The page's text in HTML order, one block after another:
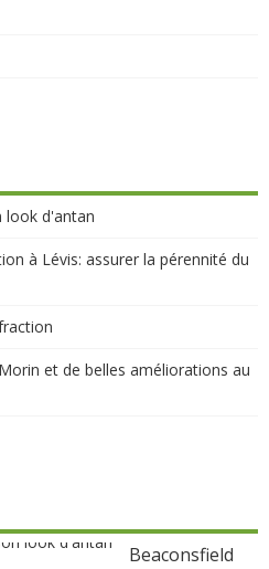
look d'antan
à Lévis: assurer la pérennité du
et de belles améliorations au
Beaconsfield